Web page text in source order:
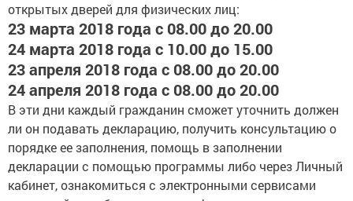
открытых дверей для физических лиц:
23 марта 2018 года с 08.00 до 20.00
24 марта 2018 года с 10.00 до 15.00
23 апреля 2018 года с 08.00 до 20.00
24 апреля 2018 года с 08.00 до 20.00
В эти дни каждый гражданин сможет уточнить должен
ли он подавать декларацию, получить консультацию о
порядке ее заполнения, помощь в заполнении
декларации с помощью программы либо через Личный
кабинет, ознакомиться с электронными сервисами